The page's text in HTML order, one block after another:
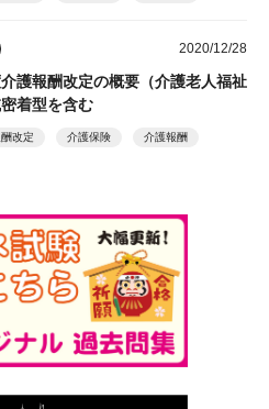
2020/12/28
護報酬改定の概要（介護老人福祉
着型を含む
改定 介護保険 介護報酬